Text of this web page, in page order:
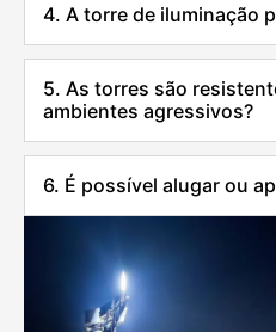
4. A torre de iluminação
5. As torres são
ambientes agressivos?
6. É possível alugar ou